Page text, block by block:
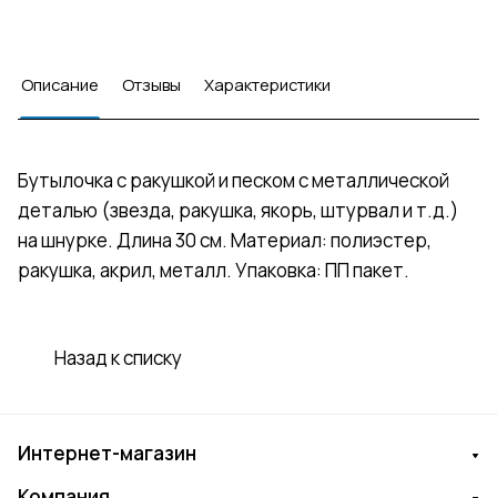
Описание Отзывы Характеристики
Бутылочка с ракушкой и песком с металлической
деталью (звезда, ракушка, якорь, штурвал и т.д.)
на шнурке. Длина 30 см. Материал: полиэстер,
ракушка, акрил, металл. Упаковка: ПП пакет.
Назад к списку
Интернет-магазин